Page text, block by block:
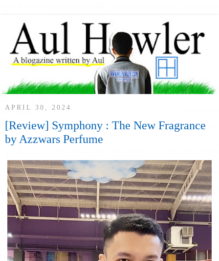
APRIL 30, 2024
[Review] Symphony : The New Fragrance
by Azzwars Perfume